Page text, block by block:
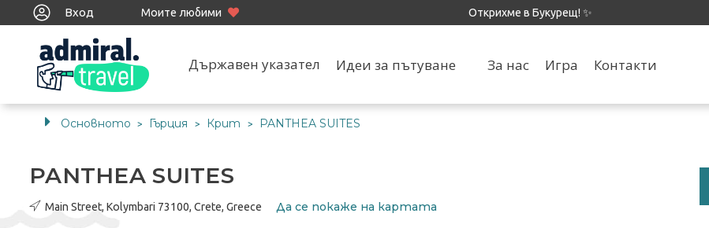
Открихме в Букурещ! ✨
Вход Моите любими
Държавен указател Идеи за пътуване За нас Игра Контакти
Основното > Гърция > Крит > PANTHEA SUITES
PANTHEA SUITES
Main Street, Kolymbari 73100, Crete, Greece Да се ​​покаже на картата